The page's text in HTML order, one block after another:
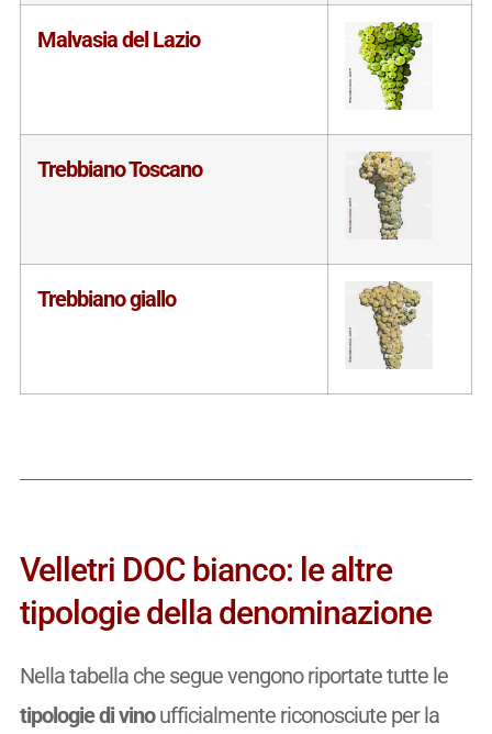
Malvasia del Lazio
Trebbiano Toscano
Trebbiano giallo
Velletri DOC bianco: le altre
tipologie della denominazione
Nella tabella che segue vengono riportate tutte le
tipologie di vinoufficialmente riconosciute per la